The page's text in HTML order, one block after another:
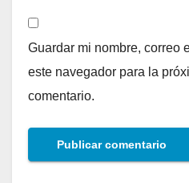
Guardar mi nombre, correo
este navegador para la
comentario.